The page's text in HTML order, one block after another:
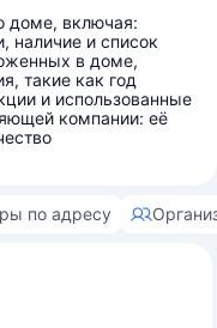
доме, включая:
наличие и список
в доме,
такие как год
и использованные
компании: её
по адресу